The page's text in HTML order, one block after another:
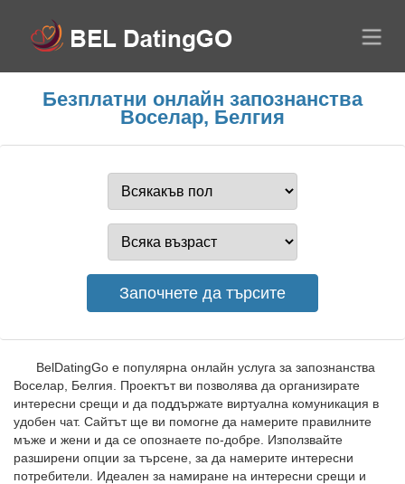
Безплатни онлайн запознанства
Воселар, Белгия
BelDatingGo е популярна онлайн услуга за запознанства
Воселар, Белгия. Проектът ви позволява да организирате
интересни срещи и да поддържате виртуална комуникация в
удобен чат. Сайтът ще ви помогне да намерите правилните
мъже и жени и да се опознаете по-добре. Използвайте
разширени опции за търсене, за да намерите интересни
потребители. Идеален за намиране на интересни срещи и